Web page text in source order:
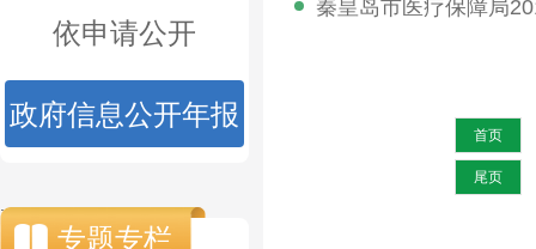
依申请公开
政府信息公开年报
专题专栏
首页
尾页